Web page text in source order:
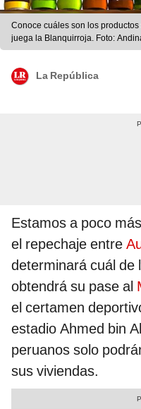
Conoce cuáles son los
juega la Blanquirroja. Foto:
La República
Estamos a poco
el repechaje entre
determinará cuál de
obtendrá su pase al
el certamen
estadio Ahmed bin
peruanos solo
sus viviendas.